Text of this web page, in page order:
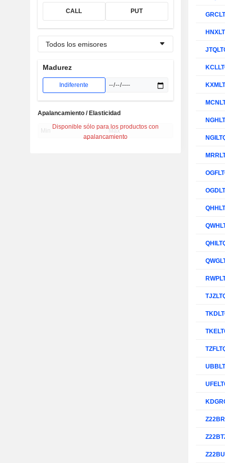
CALL PUT
Todos los emisores
Madurez
Indiferente
Disponible sólo para los productos con
apalancamiento
Apalancamiento / Elasticidad